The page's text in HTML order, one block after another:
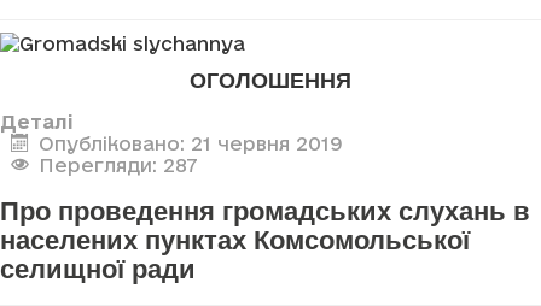
ОГОЛОШЕННЯ
Деталі
Опубліковано: 21 червня 2019
Перегляди: 287
Про проведення громадських слухань в
населених пунктах Комсомольської
селищної ради